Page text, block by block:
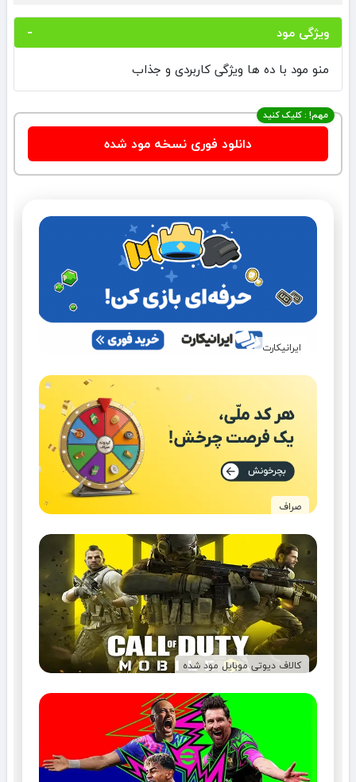
ویژگی مود
منو مود با ده ها ویژگی کاربردی و جذاب
مهم! : کلیک کنید
دانلود فوری نسخه مود شده
ایرانیکارت
صراف
کالاف دیوتی موبایل مود شده